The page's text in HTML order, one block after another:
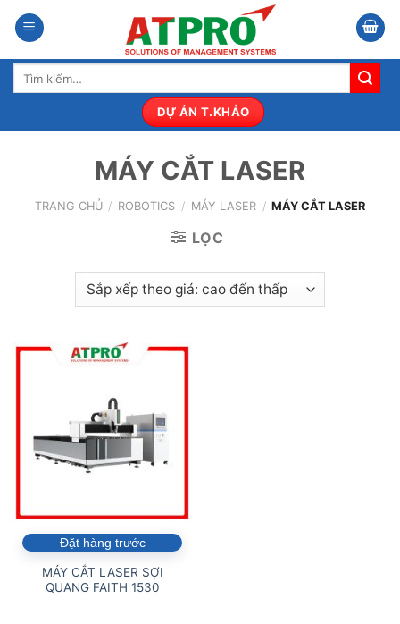
qua
nội
dung
Tìm
DỰ ÁN T.KHẢO
MÁY CẮT LASER
TRANG CHỦ / ROBOTICS / MÁY LASER / MÁY CẮT LASER
LỌC
Đặt hàng trước
MÁY CẮT LASER SỢI
QUANG FAITH 1530